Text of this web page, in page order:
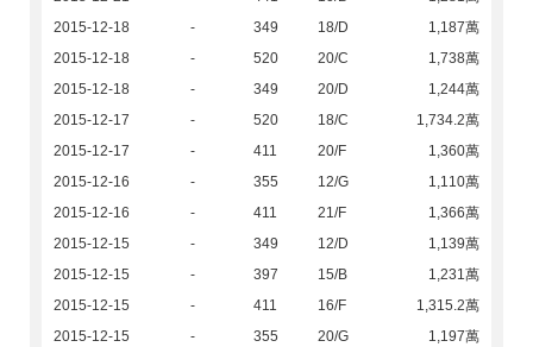
2015-12-18
- 349 18/D
1,187萬
2015-12-18
- 520 20/C
1,738萬
2015-12-18
- 349 20/D
1,244萬
2015-12-17
- 520 18/C
1,734.2萬
2015-12-17
- 411 20/F
1,360萬
2015-12-16
- 355 12/G
1,110萬
2015-12-16
- 411 21/F
1,366萬
2015-12-15
- 349 12/D
1,139萬
2015-12-15
- 397 15/B
1,231萬
2015-12-15
- 411 16/F
1,315.2萬
2015-12-15
- 355 20/G
1,197萬